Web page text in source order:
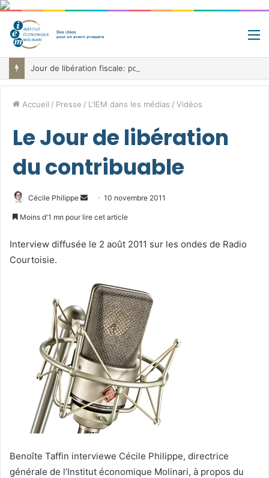
Accueil / Presse / L'IEM dans les médias / Vidéos
Le Jour de libération
du contribuable
Cécile Philippe
Envoyer10 novembre 2011
Moins d'1 mn pour lire cet article
Interview diffusée le 2 août 2011 sur les ondes de Radio
Courtoisie.
Benoîte Taffin interviewe Cécile Philippe, directrice
générale de l’Institut économique Molinari, à propos du